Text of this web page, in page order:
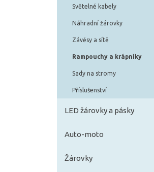
Světelné kabely
Náhradní žárovky
Závěsy a sítě
Rampouchy a krápníky
Sady na stromy
Příslušenství
LED žárovky a pásky
Auto-moto
Žárovky